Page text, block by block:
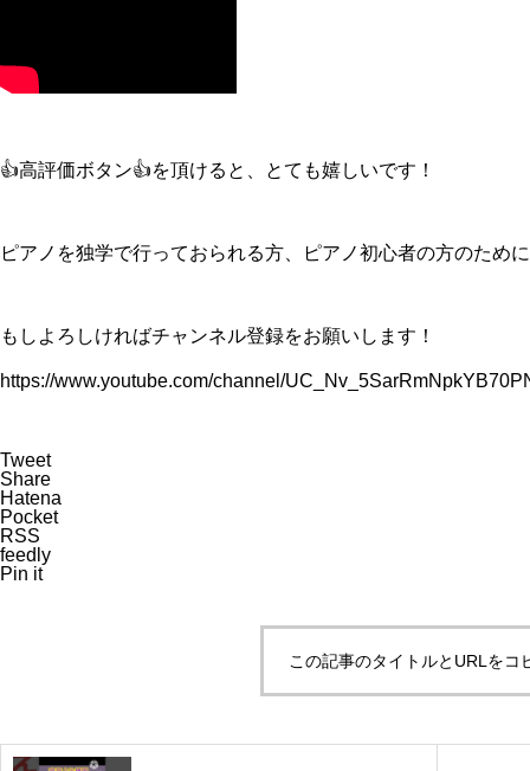
👍高評価ボタン👍を頂けると、とても嬉しいです！
ピアノを独学で行っておられる方、ピアノ初心者の方のため
もしよろしければチャンネル登録をお願いします！
https://www.youtube.com/channel/
Tweet
Share
Hatena
Pocket
RSS
feedly
Pin it
この記事のタイトルとURLをコ